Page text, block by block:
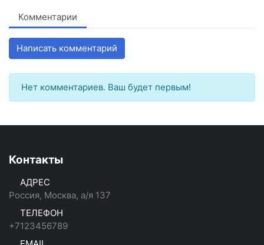
Комментарии
Написать комментарий
Нет комментариев. Ваш будет первым!
Контакты
АДРЕС
Россия, Москва, а/я 137
ТЕЛЕФОН
+7123456789